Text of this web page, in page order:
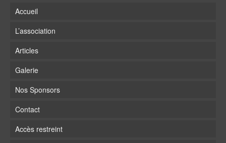
Accueil
L’association
Articles
Galerie
Nos Sponsors
Contact
Accès restreint